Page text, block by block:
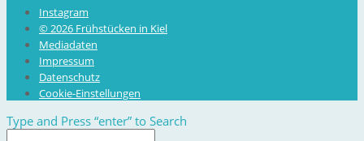
Instagram
© 2026 Frühstücken in Kiel
Mediadaten
Impressum
Datenschutz
Cookie-Einstellungen
Type and Press “enter” to Search